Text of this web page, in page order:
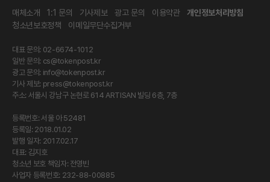
매체소개 1:1 문의 기사제보 광고 문의 이용약관
개인정보처리방침
청소년보호정책
이메일무단수집거부
대표 문의: 02-6674-1012
일반 문의: cs@tokenpost.kr
광고 문의: info@tokenpost.kr
기사 제보: press@tokenpost.kr
주소: 서울시 강남구 논현로 614 ARTISAN 빌딩 6층, 7층
등록번호: 서울 아 52481
등록일: 2018.01.02
발행 일자: 2017.02.17
대표: 김지호
청소년 보호 책임자: 전영빈
사업자 등록번호: 232-88-00885